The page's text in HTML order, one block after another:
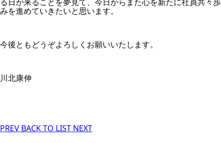
みを進めていきたいと思います。
今後ともどうぞよろしくお願いいたします。
川北康伸
PREV BACK TO LIST NEXT